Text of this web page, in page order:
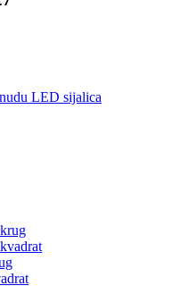
LED sijalica